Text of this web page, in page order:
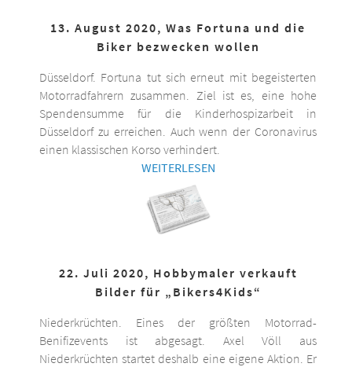
13. August 2020, Was Fortuna und die
Biker bezwecken wollen
Düsseldorf. Fortuna tut sich erneut mit begeisterten
Motorradfahrern zusammen. Ziel ist es, eine hohe
Spendensumme für die Kinderhospizarbeit in
Düsseldorf zu erreichen. Auch wenn der Coronavirus
einen klassischen Korso verhindert.
WEITERLESEN
22. Juli 2020, Hobbymaler verkauft
Bilder für „Bikers4Kids“
Niederkrüchten. Eines der größten Motorrad-
Benifizevents ist abgesagt. Axel Völl aus
Niederkrüchten startet deshalb eine eigene Aktion. Er